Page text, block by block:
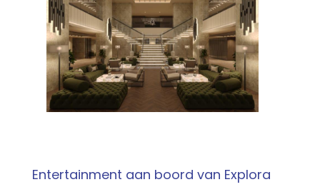
Entertainment aan boord van Explora